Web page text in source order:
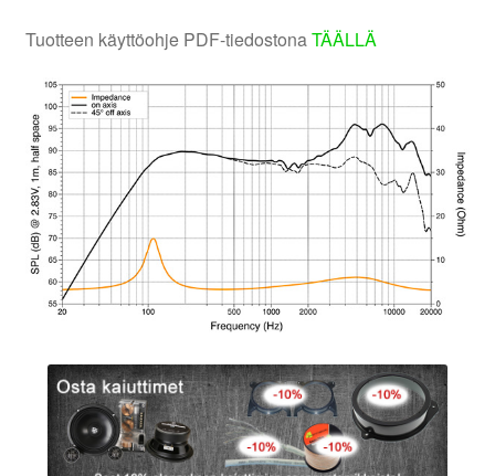
Tuotteen käyttöohje PDF-tiedostonaTÄÄLLÄ